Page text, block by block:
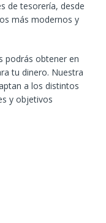
de tesorería, desde
más modernos y
podrás obtener en
tu dinero. Nuestra
a los distintos
y objetivos